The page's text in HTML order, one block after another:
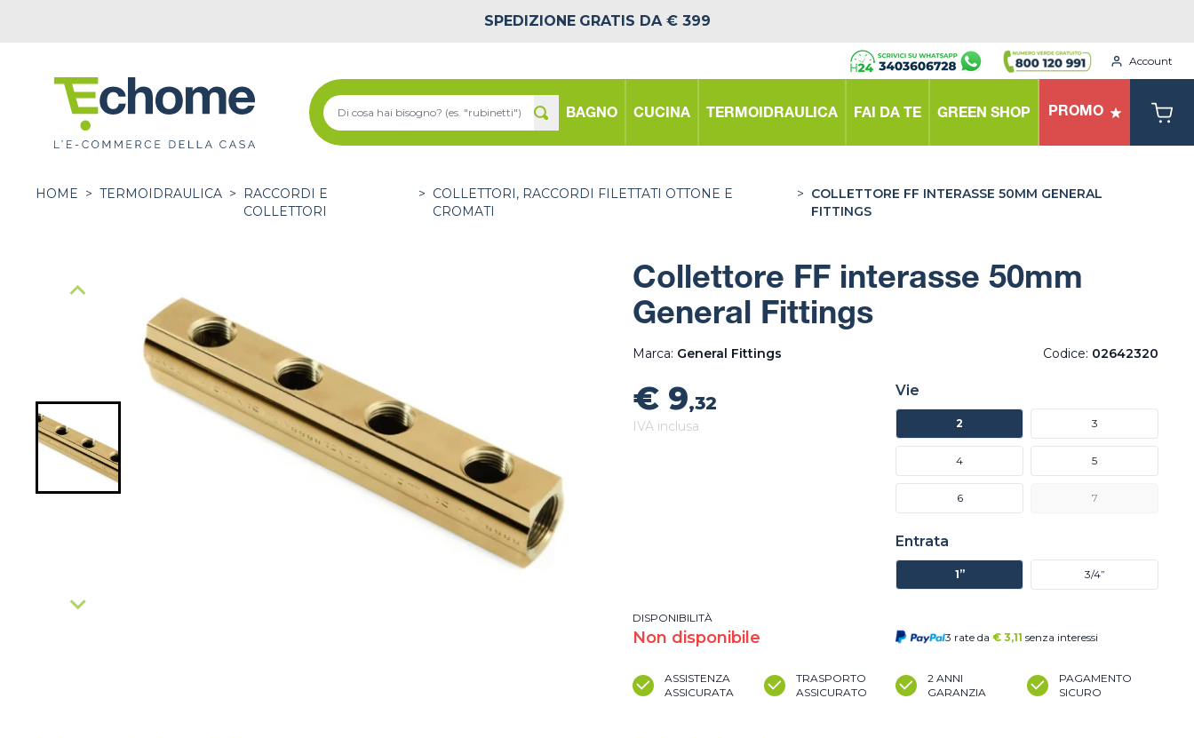
SPEDIZIONE GRATIS DA € 399
Account
BAGNO CUCINA TERMOIDRAULICA FAI DA TE GREEN SHOP PROMO
HOME > TERMOIDRAULICA >
RACCORDI E
COLLETTORI
> COLLETTORI, RACCORDI FILETTATI OTTONE E
CROMATI
> COLLETTORE FF INTERASSE 50MM GENERAL
FITTINGS
Collettore FF interasse 50mm
General Fittings
Marca: General Fittings Codice: 02642320
€ 9,32
IVA inclusa
DISPONIBILITÀ
Non disponibile
Vie
2 3
4 5
6 7
Entrata
1” 3/4”
3 rate da € 3,11 senza interessi
ASSISTENZA
ASSICURATA
TRASPORTO
ASSICURATO
2 ANNI
GARANZIA
PAGAMENTO
SICURO